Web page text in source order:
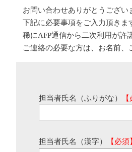
お問い合わせありがとうござい
下記に必要事項をご入力頂き
稀にAFP通信から二次利用が許
ご連絡の必要な方は、お名前
担当者氏名（ふりがな）
担当者氏名（漢字） 【必須